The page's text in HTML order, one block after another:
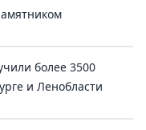
более 3500
и Ленобласти